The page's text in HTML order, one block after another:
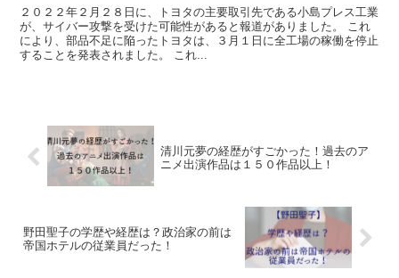
２０２２年２月２８日に、トヨタの主要取引先である小島プレス工業
が、サイバー攻撃を受けた可能性があると報道がありました。 これ
により、部品不足に陥ったトヨタは、３月１日に全工場の稼働を停止
することを発表されました。 これ...
清川元夢の経歴がすごかった！過去のア
ニメ出演作品は１５０作品以上！
野田聖子の学歴や経歴は？政治家の前は
帝国ホテルの従業員だった！